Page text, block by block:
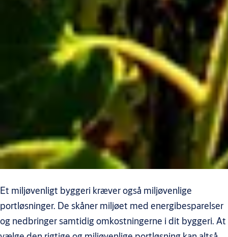
Et miljøvenligt byggeri kræver også miljøvenlige
portløsninger. De skåner miljøet med energibesparelser
og nedbringer samtidig omkostningerne i dit byggeri. At